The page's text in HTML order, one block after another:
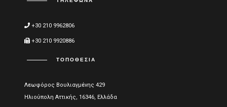
+30 210 9962806
+30 210 9920886
ΤΟΠΟΘΕΣΊΑ
Λεωφόρος Βουλιαγμένης 429
Ηλιούπολη Αττικής, 16346, Ελλάδα